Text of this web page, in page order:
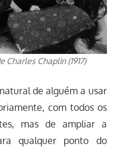
Charles Chaplin (1917)
de alguém a usar
com todos os
mas de ampliar a
qualquer ponto do